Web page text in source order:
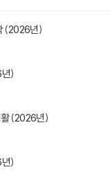
(2026년)
)
활 (2026년)
)